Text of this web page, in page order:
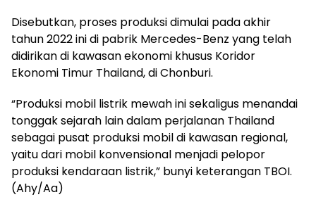
Disebutkan, proses produksi dimulai pada akhir
tahun 2022 ini di pabrik Mercedes-Benz yang telah
didirikan di kawasan ekonomi khusus Koridor
Ekonomi Timur Thailand, di Chonburi.
“Produksi mobil listrik mewah ini sekaligus menandai
tonggak sejarah lain dalam perjalanan Thailand
sebagai pusat produksi mobil di kawasan regional,
yaitu dari mobil konvensional menjadi pelopor
produksi kendaraan listrik,” bunyi keterangan TBOI.
(Ahy/Aa)